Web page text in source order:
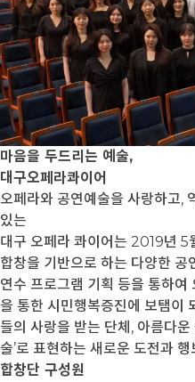
마음을 두드리는 예술,
대구오페라콰이어
오페라와 공연예술을 사랑하고,
있는
대구 오페라 콰이어는 2019년 5
합창을 기반으로 하는 다양한 공
연수 프로그램 기획 등을 통하
을 통한 시민행복증진에 보탬이
들의 사랑을 받는 단체, 아름다운
술’로 표현하는 새로운 도전과
합창단 구성원